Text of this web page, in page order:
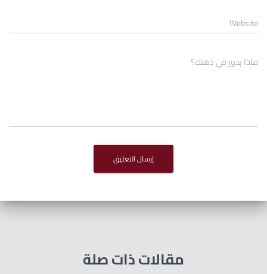
Website
ماذا يدور في ذهنك؟
مقالات ذات صلة